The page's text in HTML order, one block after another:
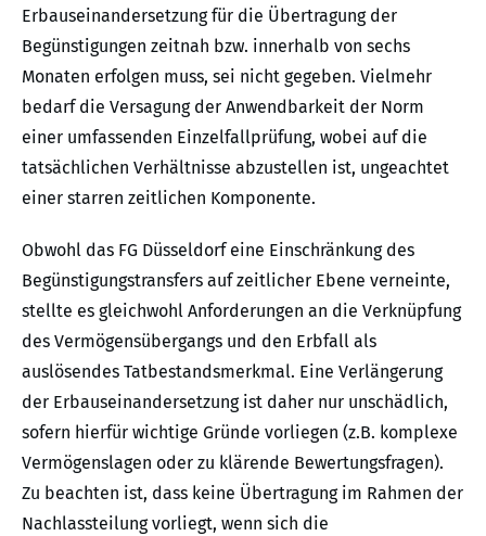
Erbauseinandersetzung für die Übertragung der
Begünstigungen zeitnah bzw. innerhalb von sechs
Monaten erfolgen muss, sei nicht gegeben. Vielmehr
bedarf die Versagung der Anwendbarkeit der Norm
einer umfassenden Einzelfallprüfung, wobei auf die
tatsächlichen Verhältnisse abzustellen ist, ungeachtet
einer starren zeitlichen Komponente.
Obwohl das FG Düsseldorf eine Einschränkung des
Begünstigungstransfers auf zeitlicher Ebene verneinte,
stellte es gleichwohl Anforderungen an die Verknüpfung
des Vermögensübergangs und den Erbfall als
auslösendes Tatbestandsmerkmal. Eine Verlängerung
der Erbauseinandersetzung ist daher nur unschädlich,
sofern hierfür wichtige Gründe vorliegen (z.B. komplexe
Vermögenslagen oder zu klärende Bewertungsfragen).
Zu beachten ist, dass keine Übertragung im Rahmen der
Nachlassteilung vorliegt, wenn sich die